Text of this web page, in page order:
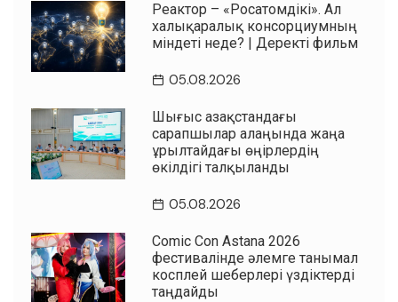
Реактор – «Росатомдікі». Ал
халықаралық консорциумның
міндеті неде? | Деректі фильм
05.08.2026
Шығыс Қазақстандағы
сарапшылар алаңында жаңа
Құрылтайдағы өңірлердің
өкілдігі талқыланды
05.08.2026
Comic Con Astana 2026
фестивалінде әлемге танымал
косплей шеберлері үздіктерді
таңдайды